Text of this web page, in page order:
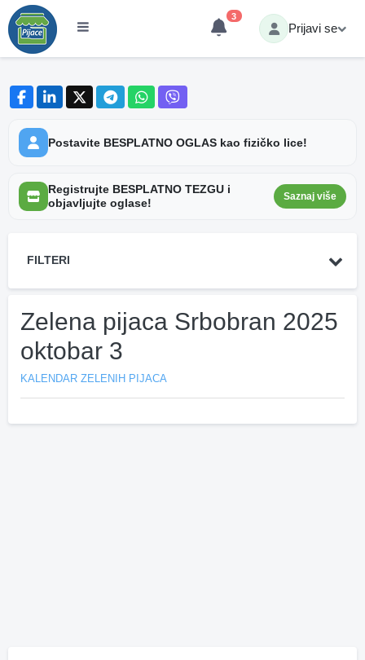
3
Prijavi se
Postavite BESPLATNO OGLAS kao fizičko lice!
Registrujte BESPLATNO TEZGU i
objavljujte oglase!
Saznaj više
FILTERI
Zelena pijaca Srbobran 2025
oktobar 3
KALENDAR ZELENIH PIJACA